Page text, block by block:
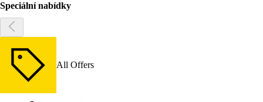
Speciální nabídky
All Offers